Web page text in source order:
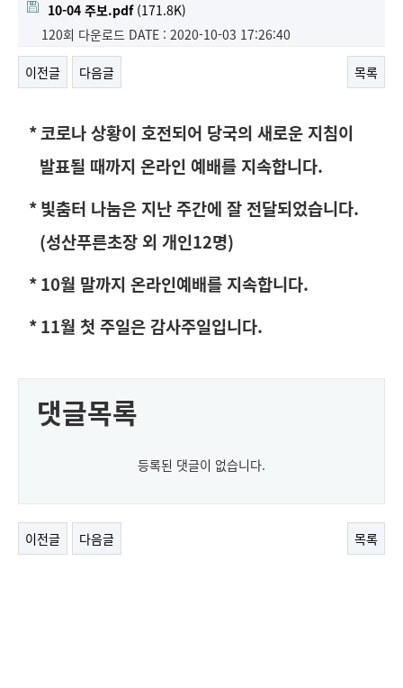
10-04 주보.pdf(171.8K)
120회 다운로드 DATE : 2020-10-03 17:26:40
이전글 다음글 목록
*코로나 상황이 호전되어 당국의 새로운 지침이
발표될 때까지 온라인 예배를 지속합니다.
*빛춤터 나눔은 지난 주간에 잘 전달되었습니다.
(성산푸른초장 외 개인12명)
* 10월 말까지 온라인예배를 지속합니다.
* 11월 첫 주일은 감사주일입니다.
댓글목록
등록된 댓글이 없습니다.
이전글 다음글 목록